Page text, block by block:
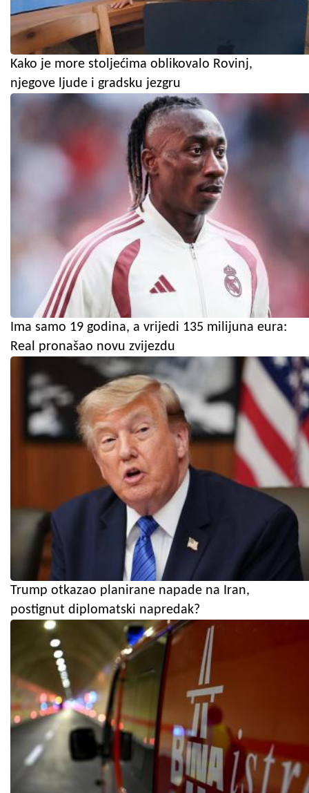
Kako je more stoljećima oblikovalo Rovinj,
njegove ljude i gradsku jezgru
Ima samo 19 godina, a vrijedi 135 milijuna eura:
Real pronašao novu zvijezdu
Trump otkazao planirane napade na Iran,
postignut diplomatski napredak?